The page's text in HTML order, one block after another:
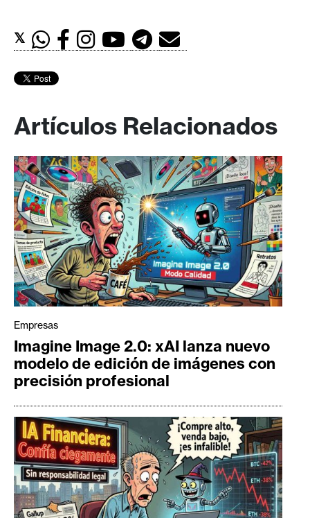
𝕏
Artículos Relacionados
Empresas
Imagine Image 2.0: xAI lanza nuevo
modelo de edición de imágenes con
precisión profesional